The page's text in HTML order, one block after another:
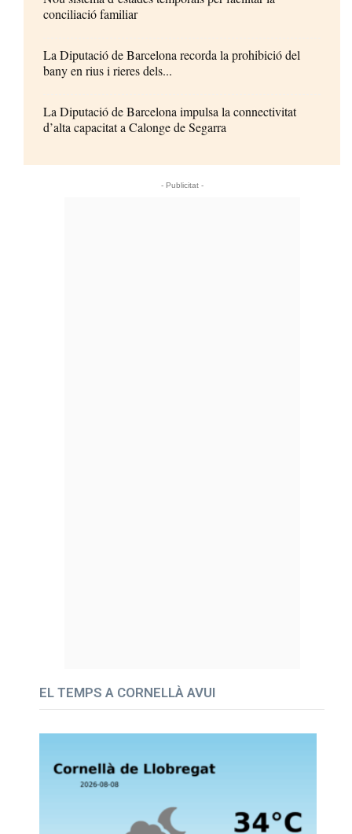
conciliació familiar
La Diputació de Barcelona recorda la prohibició del
bany en rius i rieres dels...
La Diputació de Barcelona impulsa la connectivitat
d’alta capacitat a Calonge de Segarra
- Publicitat -
EL TEMPS A CORNELLÀ AVUI